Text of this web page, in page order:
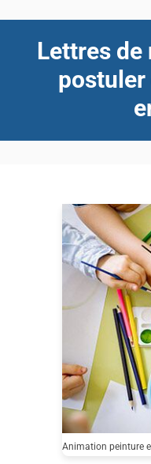
Lettres
postuler
Animation peinture